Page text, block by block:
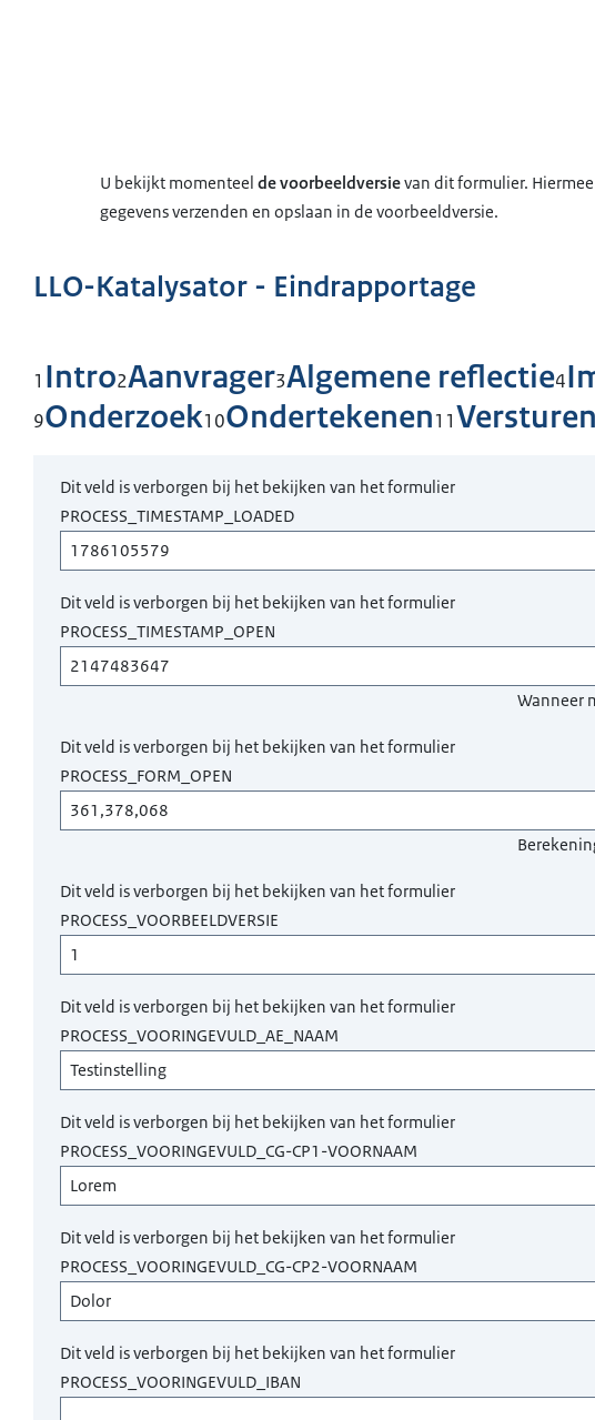
U bekijkt momenteel de voorbeeldversievan dit formulier.
gegevens verzenden en opslaan in de voorbeeldversie.
LLO-Katalysator - Eindrapportage
1 Intro2Aanvrager3Algemene reflectie4
9Onderzoek10Ondertekenen11Versturen
Dit veld is verborgen bij het bekijken van het formulier
PROCESS_TIMESTAMP_LOADED
Dit veld is verborgen bij het bekijken van het formulier
PROCESS_TIMESTAMP_OPEN
Wanneer
Dit veld is verborgen bij het bekijken van het formulier
PROCESS_FORM_OPEN
Dit veld is verborgen bij het bekijken van het formulier
PROCESS_VOORBEELDVERSIE
Dit veld is verborgen bij het bekijken van het formulier
PROCESS_VOORINGEVULD_AE_NAAM
Dit veld is verborgen bij het bekijken van het formulier
PROCESS_VOORINGEVULD_CG-CP1-VOORNAAM
Dit veld is verborgen bij het bekijken van het formulier
PROCESS_VOORINGEVULD_CG-CP2-VOORNAAM
Dit veld is verborgen bij het bekijken van het formulier
PROCESS_VOORINGEVULD_IBAN